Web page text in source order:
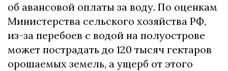
об авансовой оплаты за воду. По оценкам
Министерства сельского хозяйства РФ,
из-за перебоев с водой на полуострове
может пострадать до 120 тысяч гектаров
орошаемых земель, а ущерб от этого